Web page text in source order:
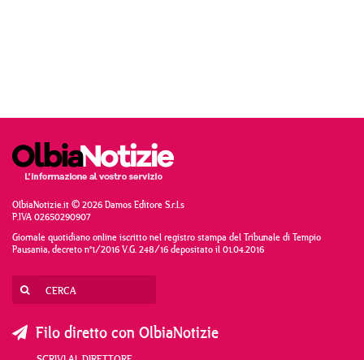
OlbiaNotizie.it © 2026 Damos Editore S.r.l.s
P.IVA 02650290907
Giornale quotidiano online iscritto nel registro stampa del Tribunale di Tempio
Pausania, decreto n°1/2016 V.G. 248/16 depositato il 01.04.2016
Filo diretto con OlbiaNotizie